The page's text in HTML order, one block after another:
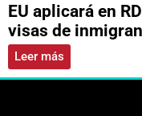
EU aplicará en
visas de
Leer más